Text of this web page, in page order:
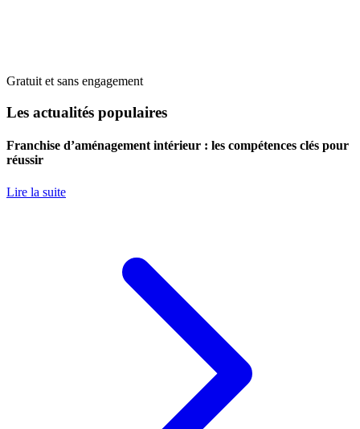
Gratuit et sans engagement
Les actualités populaires
Franchise d’aménagement intérieur : les compétences clés pour
réussir
Lire la suite